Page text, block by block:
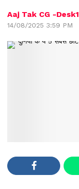
Aaj Tak CG -Desk1
14/08/2025 3:59 PM